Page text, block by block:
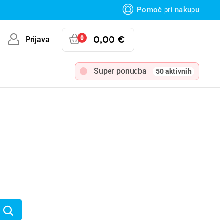
Pomoč pri nakupu
Prijava 0 0,00 €
Super ponudba 50 aktivnih